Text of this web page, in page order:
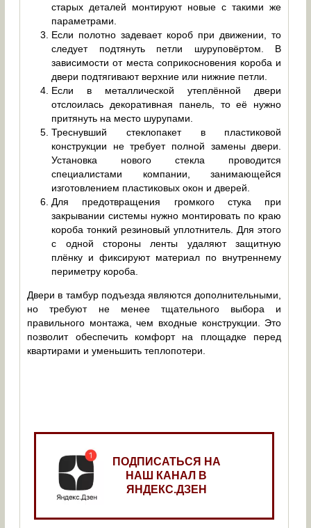
старых деталей монтируют новые с такими же
параметрами.
Если полотно задевает короб при движении, то
следует подтянуть петли шуруповёртом. В
зависимости от места соприкосновения короба и
двери подтягивают верхние или нижние петли.
Если в металлической утеплённой двери
отслоилась декоративная панель, то её нужно
притянуть на место шурупами.
Треснувший стеклопакет в пластиковой
конструкции не требует полной замены двери.
Установка нового стекла проводится
специалистами компании, занимающейся
изготовлением пластиковых окон и дверей.
Для предотвращения громкого стука при
закрывании системы нужно монтировать по краю
короба тонкий резиновый уплотнитель. Для этого
с одной стороны ленты удаляют защитную
плёнку и фиксируют материал по внутреннему
периметру короба.
Двери в тамбур подъезда являются дополнительными,
но требуют не менее тщательного выбора и
правильного монтажа, чем входные конструкции. Это
позволит обеспечить комфорт на площадке перед
квартирами и уменьшить теплопотери.
ПОДПИСАТЬСЯ НА
НАШ КАНАЛ В
ЯНДЕКС.ДЗЕН